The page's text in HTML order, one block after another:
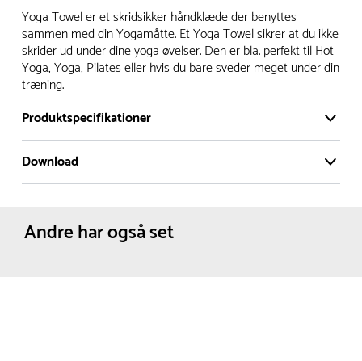
Vi har et stort og effektivt lager på ca. 6.000 kvadratmeter
med mere end 5.000 forskellige produkter på hylderne til
omgående levering.
- Leveringstiden på lagervarer er i Danmark normalt 1-3
hverdage
- Leveringstiden på specialvarer og bestillingsvarer oplyses
ved bestilling
- I tilfælde af restordre vil kundeservice kontakte dig via e-
leveringstidspunkt
Yoga Towel er et skridsikker håndklæde der benyttes
sammen med din Yogamåtte. Et Yoga Towel sikrer at du ikke
skrider ud under dine yoga øvelser. Den er bla. perfekt til Hot
Yoga, Yoga, Pilates eller hvis du bare sveder meget under din
træning.
Produktspecifikationer
Materiale:
Dimensioner: Bredde :61 cm
Farve: Lilla
Download
Andre har også set